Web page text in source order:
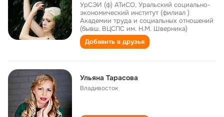
УрСЭИ (ф) АТиСО, Уральский социально-
экономический институт (филиал )
Академии труда и социальных отношений
(бывш. ВЦСПС им. Н.М. Шверника)
Добавить в друзья
Ульяна Тарасова
Владивосток